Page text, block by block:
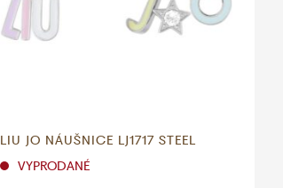
LIU JO NÁUŠNICE LJ1717 STEEL
VYPRODANÉ